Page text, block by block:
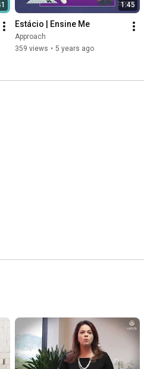
1:45
Estácio | Ensine Me
Approach
359 views • 5 years ago